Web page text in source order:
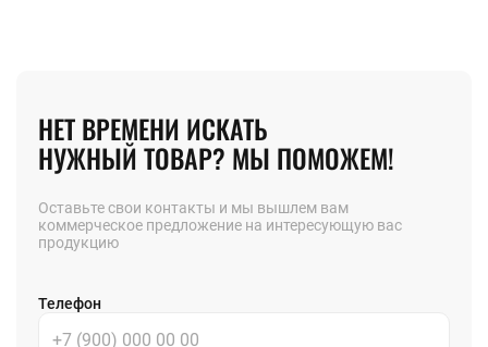
НЕТ ВРЕМЕНИ ИСКАТЬ
НУЖНЫЙ ТОВАР? МЫ ПОМОЖЕМ!
Оставьте свои контакты и мы вышлем вам
коммерческое предложение на интересующую вас
продукцию
Телефон